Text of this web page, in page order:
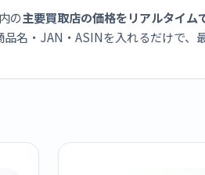
の主要買取店の価格をリアルタイム
品名・JAN・ASINを入れるだけで、